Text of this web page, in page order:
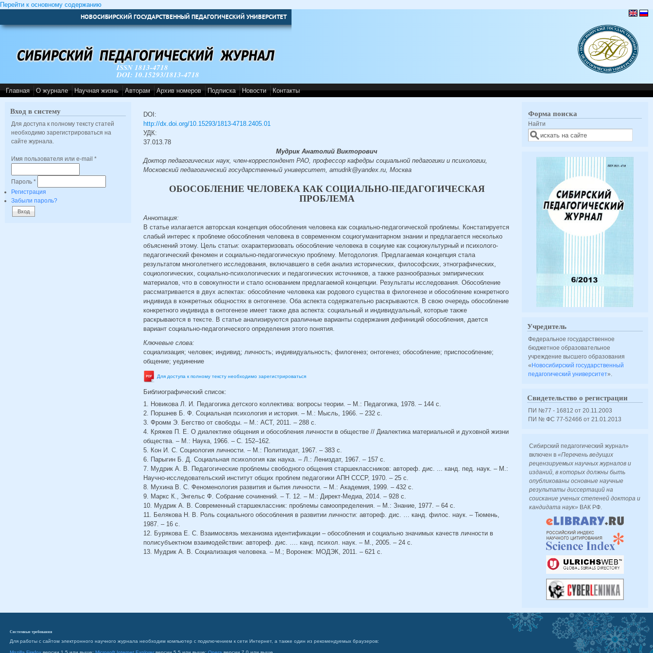
Перейти к основному содержанию
НОВОСИБИРСКИЙ ГОСУДАРСТВЕННЫЙ ПЕДАГОГИЧЕСКИЙ УНИВЕРСИТЕТ
ISSN 1813-4718
DOI: 10.15293/1813-4718
Главная О журнале Научная жизнь Авторам Архив номеров Подписка Новости Контакты
Вход в систему
Для доступа к полному тексту статей
необходимо зарегистрироваться на
сайте журнала.
Имя пользователя или e-mail *
Пароль *
Регистрация
Забыли пароль?
DOI:
http://dx.doi.org/10.15293/1813-4718.2405.01
УДК:
37.013.78
Мудрик Анатолий Викторович
Доктор педагогических наук, член-корреспондент РАО, профессор кафедры социальной педагогики и психологии,
Московский педагогический государственный университет, amudrik@yandex.ru, Москва
ОБОСОБЛЕНИЕ ЧЕЛОВЕКА КАК СОЦИАЛЬНО-ПЕДАГОГИЧЕСКАЯ
ПРОБЛЕМА
Аннотация:
В статье излагается авторская концепция обособления человека как социально-педагогической проблемы. Констатируется
слабый интерес к проблеме обособления человека в современном социогуманитарном знании и предлагается несколько
объяснений этому. Цель статьи: охарактеризовать обособление человека в социуме как социокультурный и психолого-
педагогический феномен и социально-педагогическую проблему. Методология. Предлагаемая концепция стала
результатом многолетнего исследования, включавшего в себя анализ исторических, философских, этнографических,
социологических, социально-психологических и педагогических источников, а также разнообразных эмпирических
материалов, что в совокупности и стало основанием предлагаемой концепции. Результаты исследования. Обособление
рассматривается в двух аспектах: обособление человека как родового существа в филогенезе и обособление конкретного
индивида в конкретных общностях в онтогенезе. Оба аспекта содержательно раскрываются. В свою очередь обособление
конкретного индивида в онтогенезе имеет также два аспекта: социальный и индивидуальный, которые также
раскрываются в тексте. В статье анализируются различные варианты содержания дефиниций обособления, дается
вариант социально-педагогического определения этого понятия.
Ключевые слова:
социализация; человек; индивид; личность; индивидуальность; филогенез; онтогенез; обособление; приспособление;
общение; уединение
Для доступа к полному тексту необходимо зарегистрироваться
Библиографический список:
1. Новикова Л. И. Педагогика детского коллектива: вопросы теории. – М.: Педагогика, 1978. – 144 с.
2. Поршнев Б. Ф. Социальная психология и история. – М.: Мысль, 1966. – 232 с.
3. Фромм Э. Бегство от свободы. – М.: АСТ, 2011. – 288 с.
4. Кряжев П. Е. О диалектике общения и обособления личности в обществе // Диалектика материальной и духовной жизни
общества. – М.: Наука, 1966. – С. 152–162.
5. Кон И. С. Социология личности. – М.: Политиздат, 1967. – 383 с.
6. Парыгин Б. Д. Социальная психология как наука. – Л.: Лениздат, 1967. – 157 с.
7. Мудрик А. В. Педагогические проблемы свободного общения старшеклассников: автореф. дис. ... канд. пед. наук. – М.:
Научно-исследовательский институт общих проблем педагогики АПН СССР, 1970. – 25 с.
8. Мухина В. С. Феноменология развития и бытия личности. – М.: Академия, 1999. – 432 с.
9. Маркс К., Энгельс Ф. Собрание сочинений. – Т. 12. – М.: Директ-Медиа, 2014. – 928 с.
10. Мудрик А. В. Современный старшеклассник: проблемы самоопределения. – М.: Знание, 1977. – 64 с.
11. Белякова Н. В. Роль социального обособления в развитии личности: автореф. дис. … канд. филос. наук. – Тюмень,
1987. – 16 с.
12. Бурякова Е. С. Взаимосвязь механизма идентификации – обособления и социально значимых качеств личности в
полисубъектном взаимодействии: автореф. дис. …. канд. психол. наук. – М., 2005. – 24 с.
13. Мудрик А. В. Социализация человека. – М.; Воронеж: МОДЭК, 2011. – 621 с.
Форма поиска
Найти
Учредитель
Федеральное государственное
бюджетное образовательное
учреждение высшего образования
«Новосибирский государственный
педагогический университет».
Свидетельство о регистрации
ПИ №77 - 16812 от 20.11.2003
ПИ № ФС 77-52466 от 21.01.2013
Сибирский педагогический журнал»
включен в«Перечень ведущих
рецензируемых научных журналов и
изданий, в которых должны быть
опубликованы основные научные
результаты диссертаций на
соискание ученых степеней доктора и
кандидата наук» ВАК РФ.
Системные требования
Для работы с сайтом электронного научного журнала необходим компьютер с подключением к сети Интернет, а также один из рекомендуемых браузеров: